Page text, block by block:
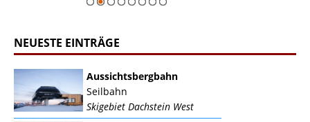
NEUESTE EINTRÄGE
Aussichtsbergbahn
Seilbahn
Skigebiet Dachstein West